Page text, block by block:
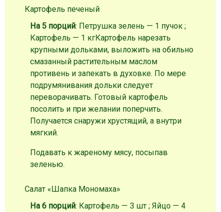
Картофель печеный
На 5 порций: Петрушка зелень — 1 пучок ;
Картофель — 1 кгКартофель нарезать
крупными дольками, выложить на обильно
смазанный растительным маслом
противень и запекать в духовке. По мере
подрумянивания дольки следует
переворачивать. Готовый картофель
посолить и при желании поперчить.
Получается снаружи хрустящий, а внутри
мягкий.
Подавать к жареному мясу, посыпав
зеленью.
Салат «Шапка Мономаха»
На 6 порций: Картофель — 3 шт ; Яйцо — 4